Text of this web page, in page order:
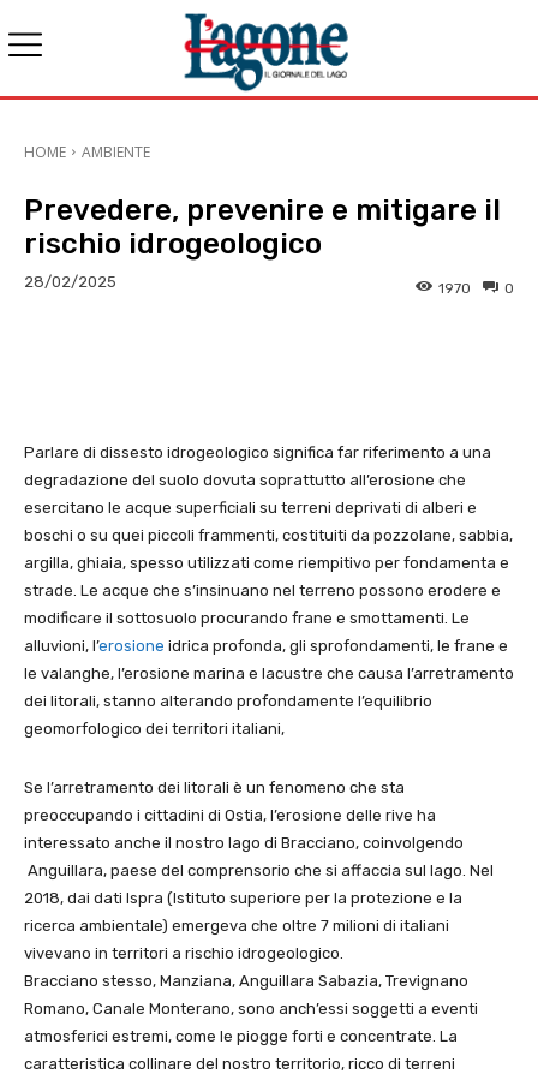
HOME AMBIENTE
Prevedere, prevenire e mitigare il
rischio idrogeologico
28/02/2025 0
1970
Parlare di dissesto idrogeologico significa far riferimento a una
degradazione del suolo dovuta soprattutto all’erosione che
esercitano le acque superficiali su terreni deprivati di alberi e
boschi o su quei piccoli frammenti, costituiti da pozzolane, sabbia,
argilla, ghiaia, spesso utilizzati come riempitivo per fondamenta e
strade. Le acque che s’insinuano nel terreno possono erodere e
modificare il sottosuolo procurando frane e smottamenti. Le
alluvioni, l’erosione idrica profonda, gli sprofondamenti, le frane e
le valanghe, l’erosione marina e lacustre che causa l’arretramento
dei litorali, stanno alterando profondamente l’equilibrio
geomorfologico dei territori italiani,
Se l’arretramento dei litorali è un fenomeno che sta
preoccupando i cittadini di Ostia, l’erosione delle rive ha
interessato anche il nostro lago di Bracciano, coinvolgendo
Anguillara, paese del comprensorio che si affaccia sul lago. Nel
2018, dai dati Ispra (Istituto superiore per la protezione e la
ricerca ambientale) emergeva che oltre 7 milioni di italiani
vivevano in territori a rischio idrogeologico.
Bracciano stesso, Manziana, Anguillara Sabazia, Trevignano
Romano, Canale Monterano, sono anch’essi soggetti a eventi
atmosferici estremi, come le piogge forti e concentrate. La
caratteristica collinare del nostro territorio, ricco di terreni